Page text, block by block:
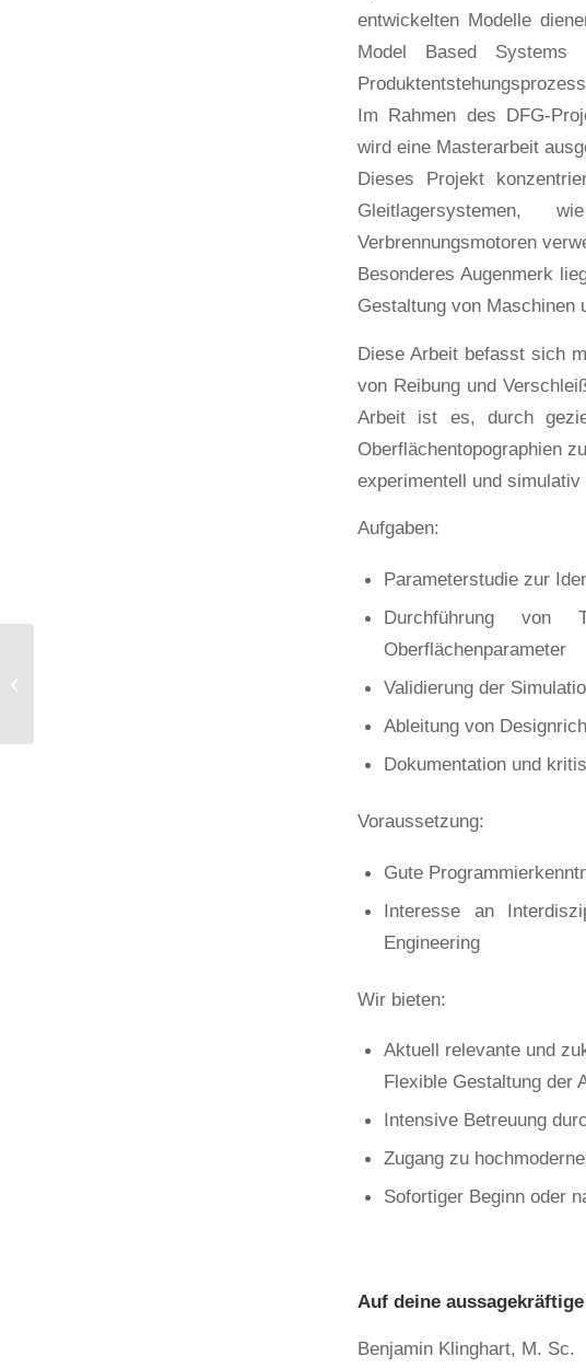
entwickelten Modelle
Model Based Systems
Im Rahmen des DFG-
wird eine Masterarbeit
Dieses Projekt
Gleitlagersystemen,
Verbrennungsmotoren
Besonderes Augenmerk
Gestaltung von Maschinen
Diese Arbeit befasst sich
von Reibung und
Arbeit ist es, durch
Oberflächentopographien
experimentell und
Aufgaben:
Parameterstudie zur
Durchführung von
Oberflächenparameter
Validierung der
Ableitung von
Dokumentation und
Voraussetzung:
Gute
Interesse an
Engineering
Wir bieten:
Aktuell relevante und
Flexible Gestaltung der
Intensive Betreuung
Zugang zu
Sofortiger Beginn oder
Auf deine
Benjamin Klinghart, M. Sc.